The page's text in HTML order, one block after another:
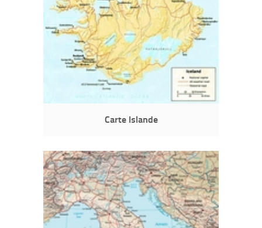
Carte Islande